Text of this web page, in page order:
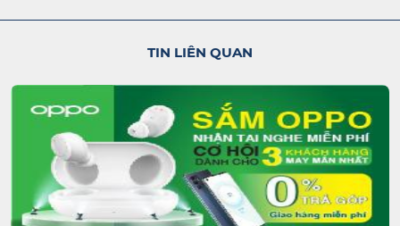
TIN LIÊN QUAN